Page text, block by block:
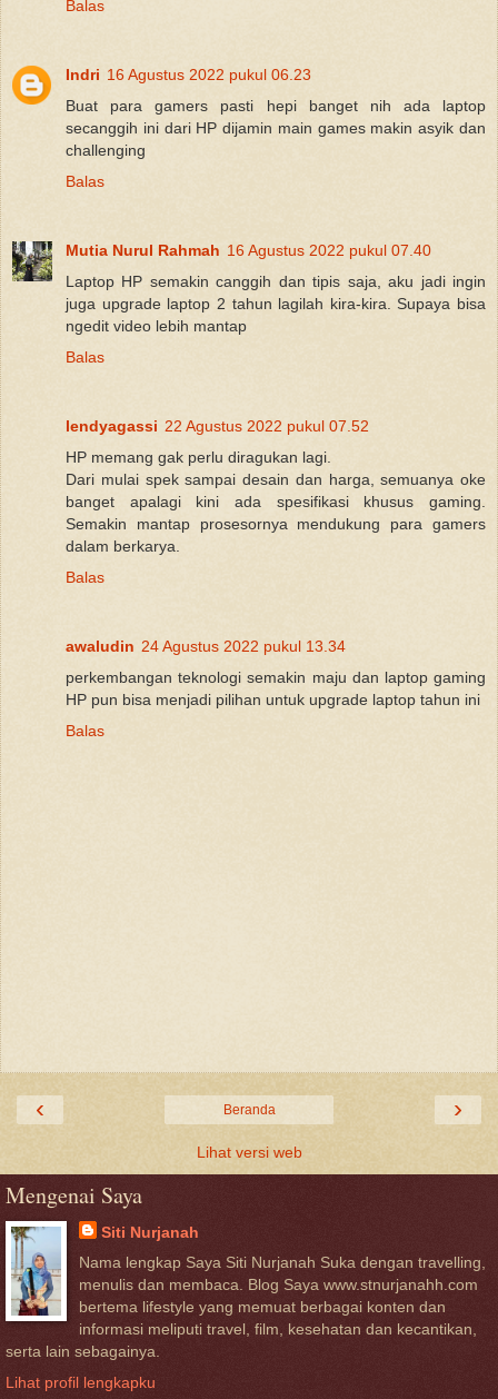
Balas
Indri 16 Agustus 2022 pukul 06.23
Buat para gamers pasti hepi banget nih ada laptop
secanggih ini dari HP dijamin main games makin asyik dan
challenging
Balas
Mutia Nurul Rahmah 16 Agustus 2022 pukul 07.40
Laptop HP semakin canggih dan tipis saja, aku jadi ingin
juga upgrade laptop 2 tahun lagilah kira-kira. Supaya bisa
ngedit video lebih mantap
Balas
lendyagassi 22 Agustus 2022 pukul 07.52
HP memang gak perlu diragukan lagi.
Dari mulai spek sampai desain dan harga, semuanya oke
banget apalagi kini ada spesifikasi khusus gaming.
Semakin mantap prosesornya mendukung para gamers
dalam berkarya.
Balas
awaludin 24 Agustus 2022 pukul 13.34
perkembangan teknologi semakin maju dan laptop gaming
HP pun bisa menjadi pilihan untuk upgrade laptop tahun ini
Balas
‹ ›
Beranda
Lihat versi web
Mengenai Saya
Siti Nurjanah
Nama lengkap Saya Siti Nurjanah Suka dengan travelling,
menulis dan membaca. Blog Saya www.stnurjanahh.com
bertema lifestyle yang memuat berbagai konten dan
informasi meliputi travel, film, kesehatan dan kecantikan,
serta lain sebagainya.
Lihat profil lengkapku